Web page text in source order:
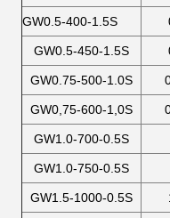
GW0.5-400-1.5S
GW0.5-450-1.5S
GW0.75-500-1.0S
GW0,75-600-1,0S
GW1.0-700-0.5S
GW1.0-750-0.5S
GW1.5-1000-0.5S